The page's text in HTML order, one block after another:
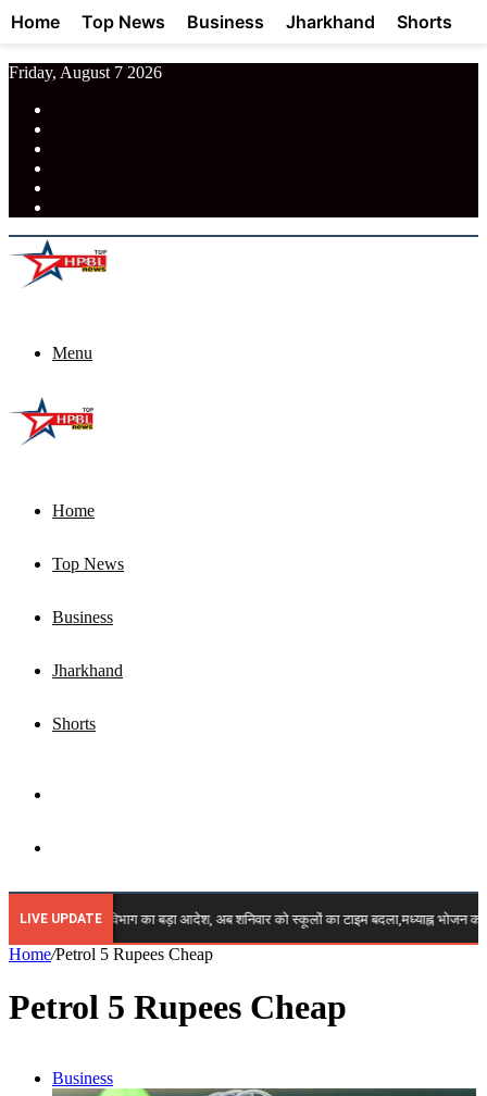
Friday, August 7 2026
Menu
Home
Top News
Business
Jharkhand
Shorts
for
LIVE UPDATE
🔴 ब्रेकिंग: शिक्षा विभाग का बड़ा आदेश, अब शनिवार को स्कूलों का टाइम बदला,मध्याह्न भोजन
Home/Petrol 5 Rupees Cheap
Petrol 5 Rupees Cheap
Business
Home Top News Business Jharkhand Shorts